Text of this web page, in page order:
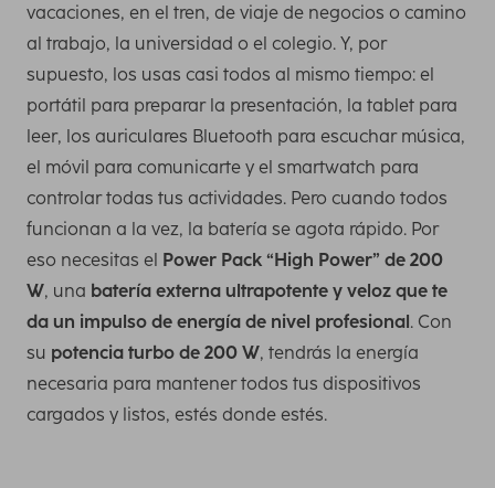
vacaciones, en el tren, de viaje de negocios o camino
al trabajo, la universidad o el colegio. Y, por
supuesto, los usas casi todos al mismo tiempo: el
portátil para preparar la presentación, la tablet para
leer, los auriculares Bluetooth para escuchar música,
el móvil para comunicarte y el smartwatch para
controlar todas tus actividades. Pero cuando todos
funcionan a la vez, la batería se agota rápido. Por
eso necesitas el Power Pack “High Power” de 200
W, una batería externa ultrapotente y veloz que te
da un impulso de energía de nivel profesional. Con
su potencia turbo de 200 W, tendrás la energía
necesaria para mantener todos tus dispositivos
cargados y listos, estés donde estés.